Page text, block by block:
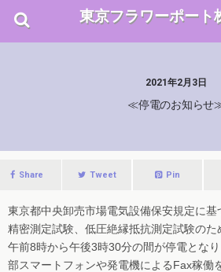
東京フラワーポート
2021年2月3日
≪停電のお知らせ
Share Tweet Pin
東京都中央卸売市場電気設備保安規定に
精密測定試験、低圧絶縁抵抗測定試験のた
午前8時から午後3時30分の間が停電とな
部スマートフォンや発電機によるFax稼働